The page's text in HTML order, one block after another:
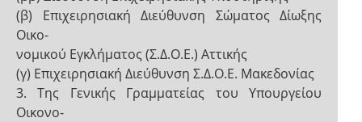
(β) Επιχειρησιακή Διεύθυνση Σώματος Δίωξης
Οικο-
νομικού Εγκλήματος (Σ.Δ.Ο.Ε.) Αττικής
(γ) Επιχειρησιακή Διεύθυνση Σ.Δ.Ο.Ε. Μακεδονίας
3. Της Γενικής Γραμματείας του Υπουργείου
Οικονο-